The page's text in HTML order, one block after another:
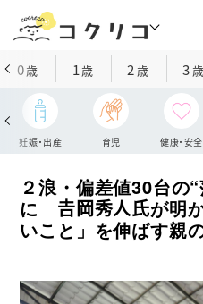
0歳 1歳 2 歳 3歳
妊娠・出産 育児 健康・安全
２浪・偏差値30台の
に 𠮷岡秀人氏が明
いこと」を伸ばす親